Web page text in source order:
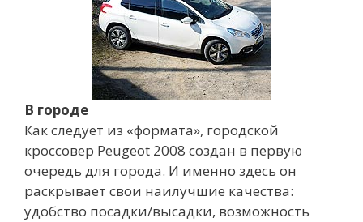
В городе
Как следует из «формата», городской
кроссовер Peugeot 2008 создан в первую
очередь для города. И именно здесь он
раскрывает свои наилучшие качества:
удобство посадки/высадки, возможность